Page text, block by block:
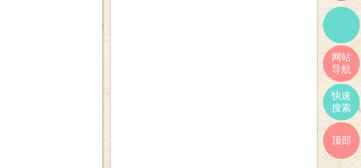
网站
导航
快速
搜索
顶部